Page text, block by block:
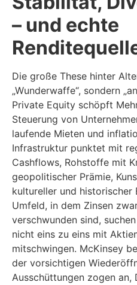
– und echte
Die große These hinter
„Wunderwaffe“, sondern
Private Equity schöpft
Steuerung von
laufende Mieten und
Infrastruktur punktet mit
Cashflows, Rohstoffe mit
geopolitischer Prämie,
kultureller und historischer
Umfeld, in dem Zinsen
verschwunden sind,
nicht eins zu eins mit
mitschwingen. McKinsey
der vorsichtigen
Ausschüttungen zogen